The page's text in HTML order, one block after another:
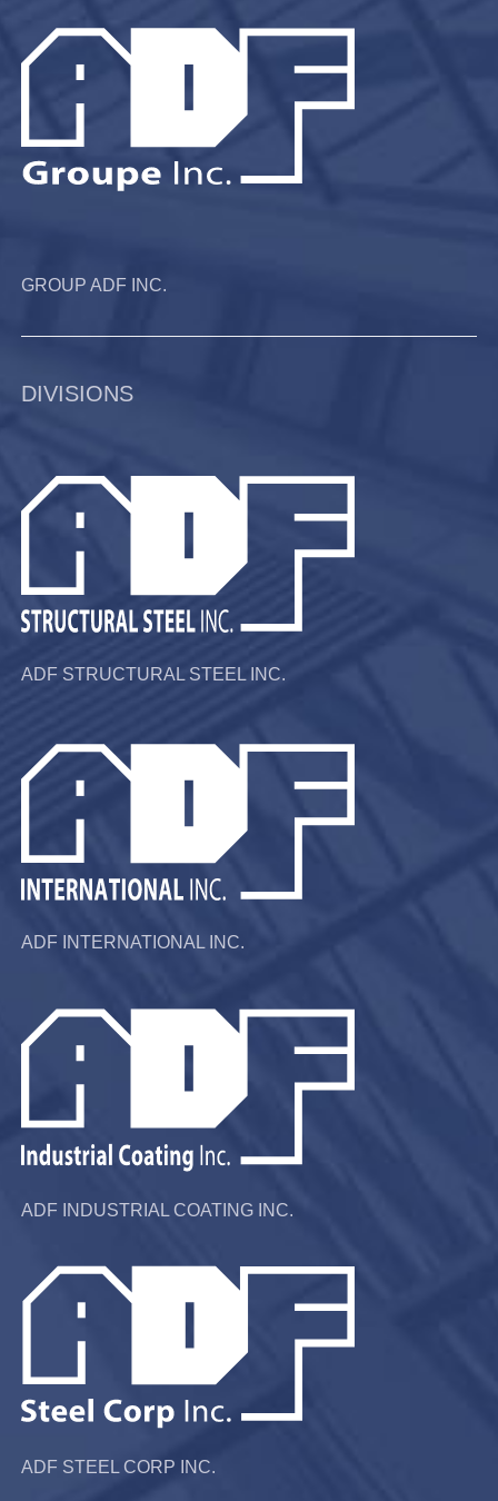
GROUP ADF INC.
DIVISIONS
ADF STRUCTURAL STEEL INC.
ADF INTERNATIONAL INC.
ADF INDUSTRIAL COATING INC.
ADF STEEL CORP INC.